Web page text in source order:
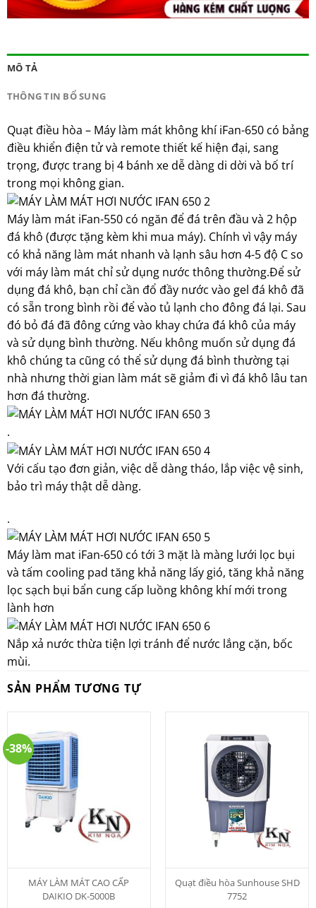
MÔ TẢ
THÔNG TIN BỔ SUNG
Quạt điều hòa – Máy làm mát không khí iFan-650 có bảng
điều khiển điện tử và remote thiết kế hiện đại, sang
trọng, được trang bị 4 bánh xe dễ dàng di dời và bố trí
trong mọi không gian.
Máy làm mát iFan-550 có ngăn để đá trên đầu và 2 hộp
đá khô (được tặng kèm khi mua máy). Chính vì vậy máy
có khả năng làm mát nhanh và lạnh sâu hơn 4-5 độ C so
với máy làm mát chỉ sử dụng nước thông thường.Để sử
dụng đá khô, bạn chỉ cần đổ đầy nước vào gel đá khô đã
có sẵn trong bình rồi để vào tủ lạnh cho đông đá lại. Sau
đó bỏ đá đã đông cứng vào khay chứa đá khô của máy
và sử dụng bình thường. Nếu không muốn sử dụng đá
khô chúng ta cũng có thể sử dụng đá bình thường tại
nhà nhưng thời gian làm mát sẽ giảm đi vì đá khô lâu tan
hơn đá thường.
.
Với cấu tạo đơn giản, việc dễ dàng tháo, lắp việc vệ sinh,
bảo trì máy thật dễ dàng.
.
Máy làm mat iFan-650 có tới 3 mặt là màng lưới lọc bụi
và tấm cooling pad tăng khả năng lấy gió, tăng khả năng
lọc sạch bụi bẩn cung cấp luồng không khí mới trong
lành hơn
Nắp xả nước thừa tiện lợi tránh để nước lắng cặn, bốc
mùi.
SẢN PHẨM TƯƠNG TỰ
-38%
MÁY LÀM MÁT CAO CẤP
DAIKIO DK-5000B
Quạt điều hòa Sunhouse SHD
7752